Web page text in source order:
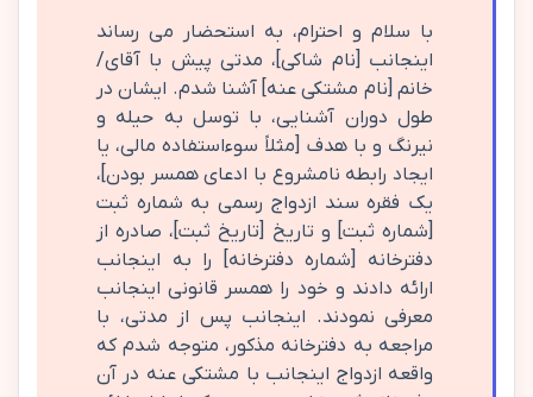
با سلام و احترام، به استحضار می رساند
اینجانب [نام شاکی]، مدتی پیش با آقای/
خانم [نام مشتکی عنه] آشنا شدم. ایشان در
طول دوران آشنایی، با توسل به حیله و
نیرنگ و با هدف [مثلاً سوءاستفاده مالی، یا
ایجاد رابطه نامشروع با ادعای همسر بودن]،
یک فقره سند ازدواج رسمی به شماره ثبت
[شماره ثبت] و تاریخ [تاریخ ثبت]، صادره از
دفترخانه [شماره دفترخانه] را به اینجانب
ارائه دادند و خود را همسر قانونی اینجانب
معرفی نمودند. اینجانب پس از مدتی، با
مراجعه به دفترخانه مذکور، متوجه شدم که
واقعه ازدواج اینجانب با مشتکی عنه در آن